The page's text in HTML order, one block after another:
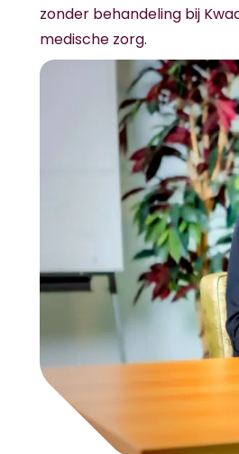
zonder behandeling bij
medische zorg.